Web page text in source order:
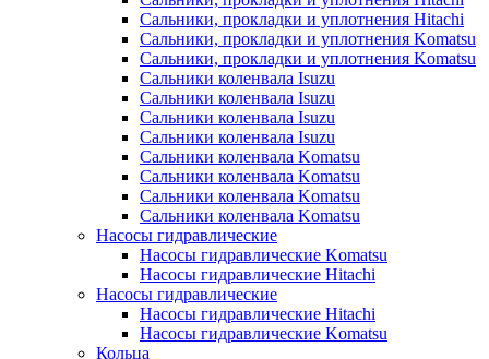
Сальники, прокладки и уплотнения Hitachi
Сальники, прокладки и уплотнения Komatsu
Сальники, прокладки и уплотнения Komatsu
Сальники коленвала Isuzu
Сальники коленвала Isuzu
Сальники коленвала Isuzu
Сальники коленвала Isuzu
Сальники коленвала Komatsu
Сальники коленвала Komatsu
Сальники коленвала Komatsu
Сальники коленвала Komatsu
Насосы гидравлические
Насосы гидравлические Komatsu
Насосы гидравлические Hitachi
Насосы гидравлические
Насосы гидравлические Hitachi
Насосы гидравлические Komatsu
Кольца